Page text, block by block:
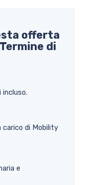
offerta
di
incluso.
carico di Mobility
e